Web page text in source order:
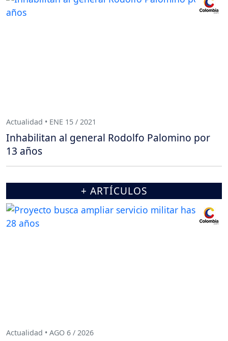
Actualidad • ENE 15 / 2021
Inhabilitan al general Rodolfo Palomino por
13 años
+ ARTÍCULOS
Actualidad • AGO 6 / 2026